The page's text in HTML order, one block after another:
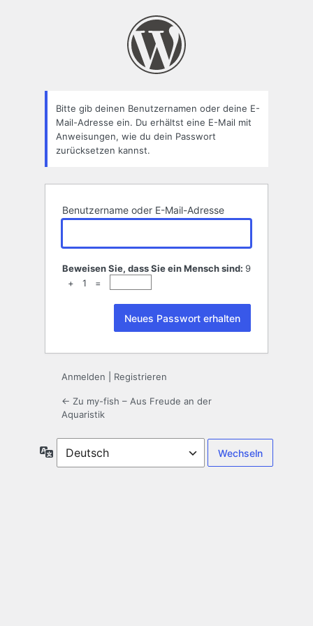
Bitte gib deinen Benutzernamen oder deine E-
Mail-Adresse ein. Du erhältst eine E-Mail mit
Anweisungen, wie du dein Passwort
zurücksetzen kannst.
Benutzername oder E-Mail-Adresse
Beweisen Sie, dass Sie ein Mensch sind: 9
+ 1 =
Anmelden Registrieren
← Zu my-fish – Aus Freude an der
Aquaristik
Sprache